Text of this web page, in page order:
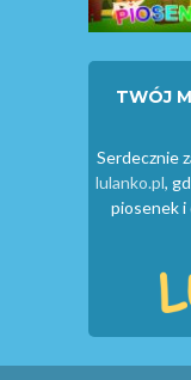
TWÓJ
Serdecznie
lulanko.pl,
piosenek i